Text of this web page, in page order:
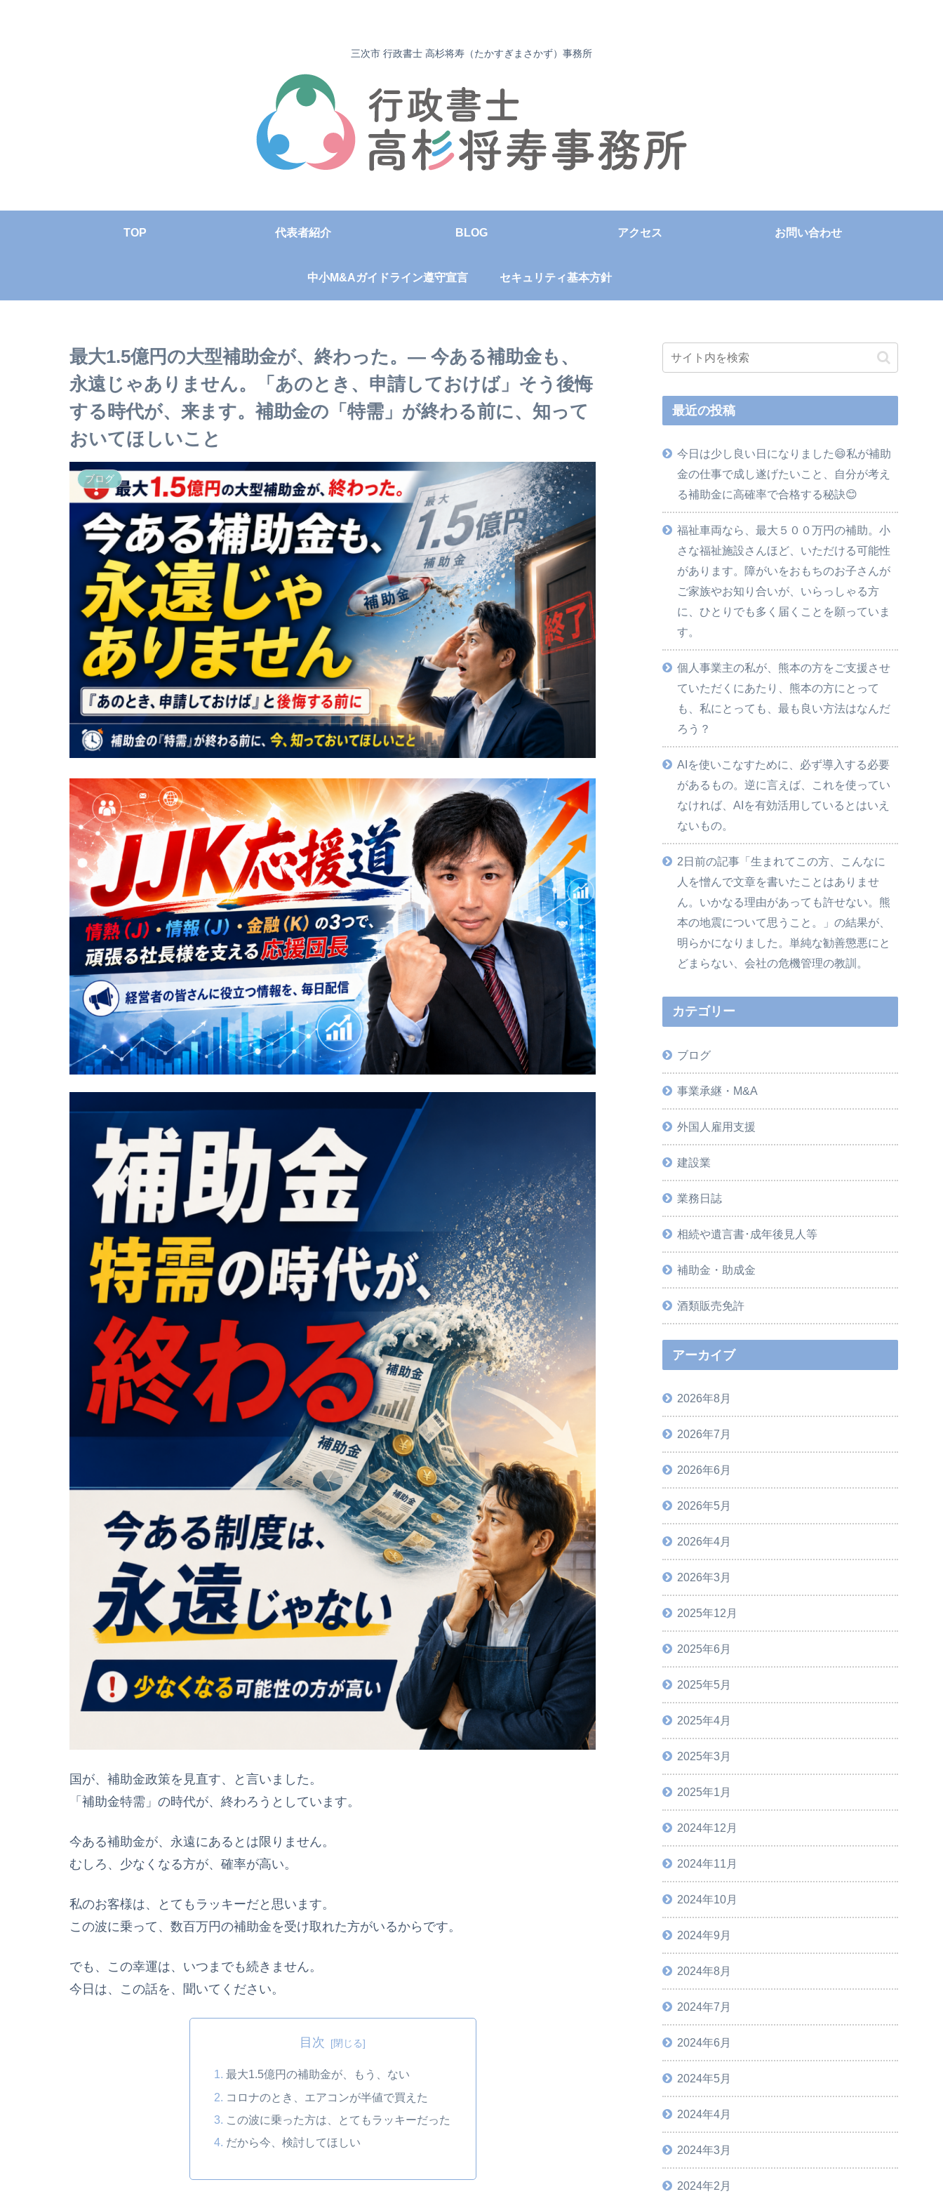
三次市 行政書士 高杉将寿（たかすぎまさかず）事務所
TOP 代表者紹介 BLOG アクセス お問い合わせ
中小M&Aガイドライン遵守宣言 セキュリティ基本方針
最大1.5億円の大型補助金が、終わった。― 今ある補助金も、
永遠じゃありません。「あのとき、申請しておけば」そう後悔
する時代が、来ます。補助金の「特需」が終わる前に、知って
おいてほしいこと
ブログ
国が、補助金政策を見直す、と言いました。
「補助金特需」の時代が、終わろうとしています。
今ある補助金が、永遠にあるとは限りません。
むしろ、少なくなる方が、確率が高い。
私のお客様は、とてもラッキーだと思います。
この波に乗って、数百万円の補助金を受け取れた方がいるからです。
でも、この幸運は、いつまでも続きません。
今日は、この話を、聞いてください。
目次
最大1.5億円の補助金が、もう、ない
コロナのとき、エアコンが半値で買えた
この波に乗った方は、とてもラッキーだった
だから今、検討してほしい
最近の投稿
今日は少し良い日になりました😄私が補助
金の仕事で成し遂げたいこと、自分が考え
る補助金に高確率で合格する秘訣😊
福祉車両なら、最大５００万円の補助。小
さな福祉施設さんほど、いただける可能性
があります。障がいをおもちのお子さんが
ご家族やお知り合いが、いらっしゃる方
に、ひとりでも多く届くことを願っていま
す。
個人事業主の私が、熊本の方をご支援させ
ていただくにあたり、熊本の方にとって
も、私にとっても、最も良い方法はなんだ
ろう？
AIを使いこなすために、必ず導入する必要
があるもの。逆に言えば、これを使ってい
なければ、AIを有効活用しているとはいえ
ないもの。
2日前の記事「生まれてこの方、こんなに
人を憎んで文章を書いたことはありませ
ん。いかなる理由があっても許せない。熊
本の地震について思うこと。」の結果が、
明らかになりました。単純な勧善懲悪にと
どまらない、会社の危機管理の教訓。
カテゴリー
ブログ
事業承継・M&A
外国人雇用支援
建設業
業務日誌
相続や遺言書･成年後見人等
補助金・助成金
酒類販売免許
アーカイブ
2026年8月
2026年7月
2026年6月
2026年5月
2026年4月
2026年3月
2025年12月
2025年6月
2025年5月
2025年4月
2025年3月
2025年1月
2024年12月
2024年11月
2024年10月
2024年9月
2024年8月
2024年7月
2024年6月
2024年5月
2024年4月
2024年3月
2024年2月